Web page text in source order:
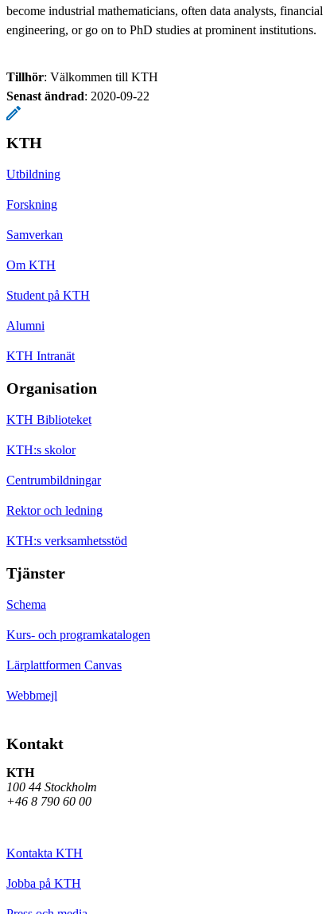
become industrial mathematicians, often data analysts,
engineering, or go on to PhD studies at prominent institutions.
Tillhör: Välkommen till KTH
Senast ändrad: 2020-09-22
KTH
Utbildning
Forskning
Samverkan
Om KTH
Student på KTH
Alumni
KTH Intranät
Organisation
KTH Biblioteket
KTH:s skolor
Centrumbildningar
Rektor och ledning
KTH:s verksamhetsstöd
Tjänster
Schema
Kurs- och programkatalogen
Lärplattformen Canvas
Webbmejl
Kontakt
KTH
100 44 Stockholm
+46 8 790 60 00
Kontakta KTH
Jobba på KTH